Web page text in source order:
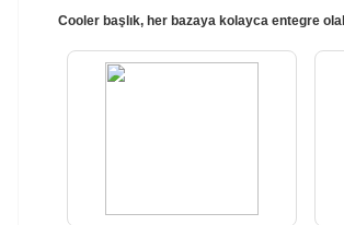
Cooler başlık, her bazaya kolayca entegre